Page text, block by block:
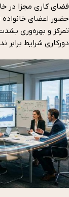
فضای کاری مجزا در
حضور اعضای
تمرکز و بهره‌وری
دورکاری شرایط برابر